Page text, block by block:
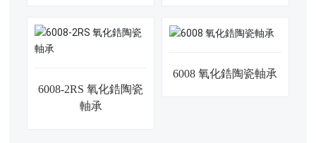
6008-2RS 氧化鋯陶瓷
軸承
6008 氧化鋯陶瓷軸承